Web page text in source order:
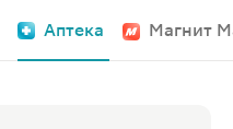
Аптека Магнит